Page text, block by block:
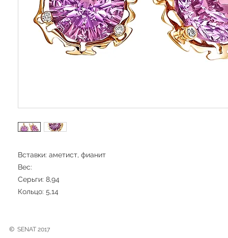
Вставки: аметист, фианит
Вес:
Серьги: 8,94
Кольцо: 5,14
© SENAT 2017